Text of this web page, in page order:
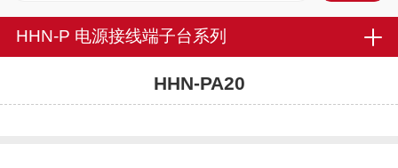
HHN-P 电源接线端子台系列
HHN-PA20